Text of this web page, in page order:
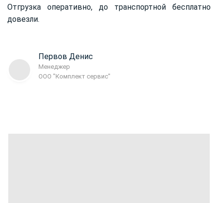
Отгрузка оперативно, до транспортной бесплатно
довезли.
Первов Денис
Менеджер
ООО "Комплект сервис"